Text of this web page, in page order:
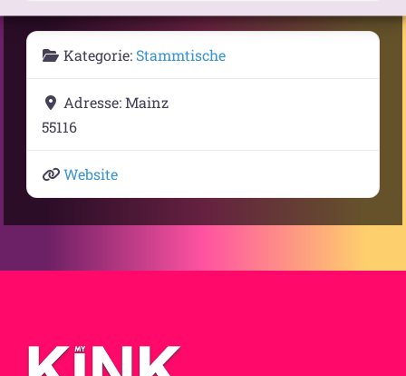
Kategorie: Stammtische
Adresse:Mainz
55116
Website